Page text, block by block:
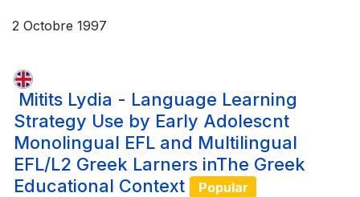
2 Octobre 1997
Mitits Lydia - Language Learning
Strategy Use by Early Adolescnt
Monolingual EFL and Multilingual
EFL/L2 Greek Larners inThe Greek
Educational Context
Popular